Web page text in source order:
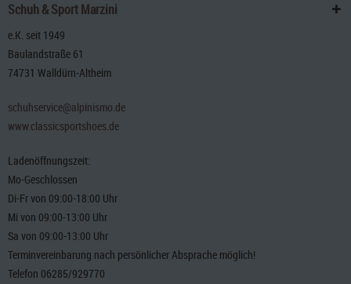
Schuh & Sport Marzini
e.K. seit 1949
Baulandstraße 61
74731 Walldürn-Altheim
schuhservice@alpinismo.de
www.classicsportshoes.de
Ladenöffnungszeit:
Mo-Geschlossen
Di-Fr von 09:00-18:00 Uhr
Mi von 09:00-13:00 Uhr
Sa von 09:00-13:00 Uhr
Terminvereinbarung nach persönlicher Absprache möglich!
Telefon 06285/929770